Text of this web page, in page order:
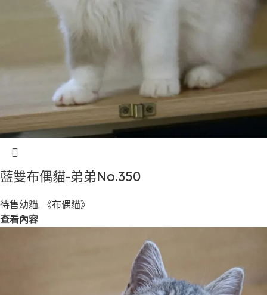
藍雙布偶貓-弟弟No.350
待售幼貓,
《布偶貓》
查看內容